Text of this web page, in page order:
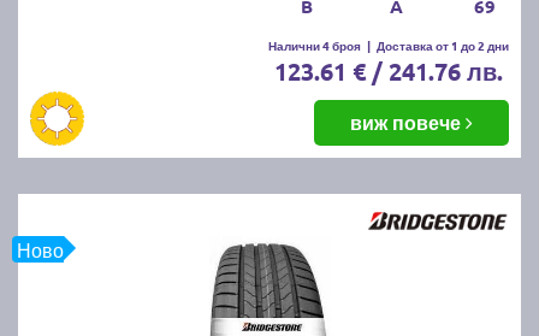
B A 69
Налични 4 броя | Доставка от 1 до 2 дни
123.61 € / 241.76 лв.
виж повече
Ново